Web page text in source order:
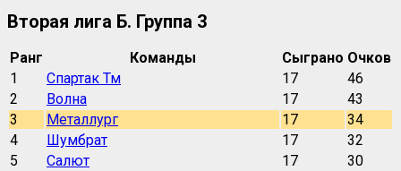
Вторая лига Б. Группа 3
Ранг Команды Сыграно Очков
1
Спартак Тм 17
46
2
Волна 17
43
3
Металлург 17
34
4
Шумбрат 17
32
5
Салют 17
30